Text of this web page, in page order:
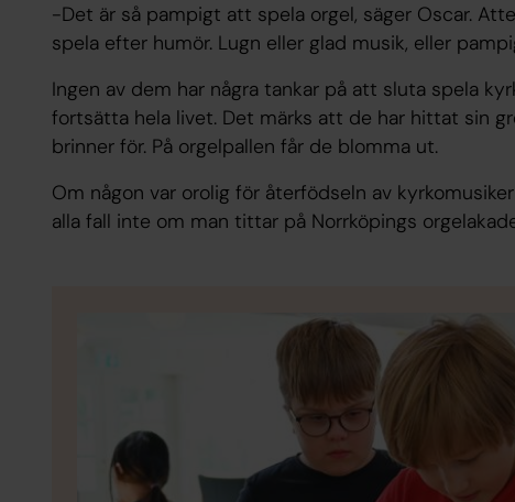
-Det är så pampigt att spela orgel, säger Oscar.
spela efter humör. Lugn eller glad musik, eller
Ingen av dem har några tankar på att sluta spela
fortsätta hela livet. Det märks att de har hittat sin
brinner för. På orgelpallen får de blomma ut.
Om någon var orolig för återfödseln av
alla fall inte om man tittar på Norrköpings